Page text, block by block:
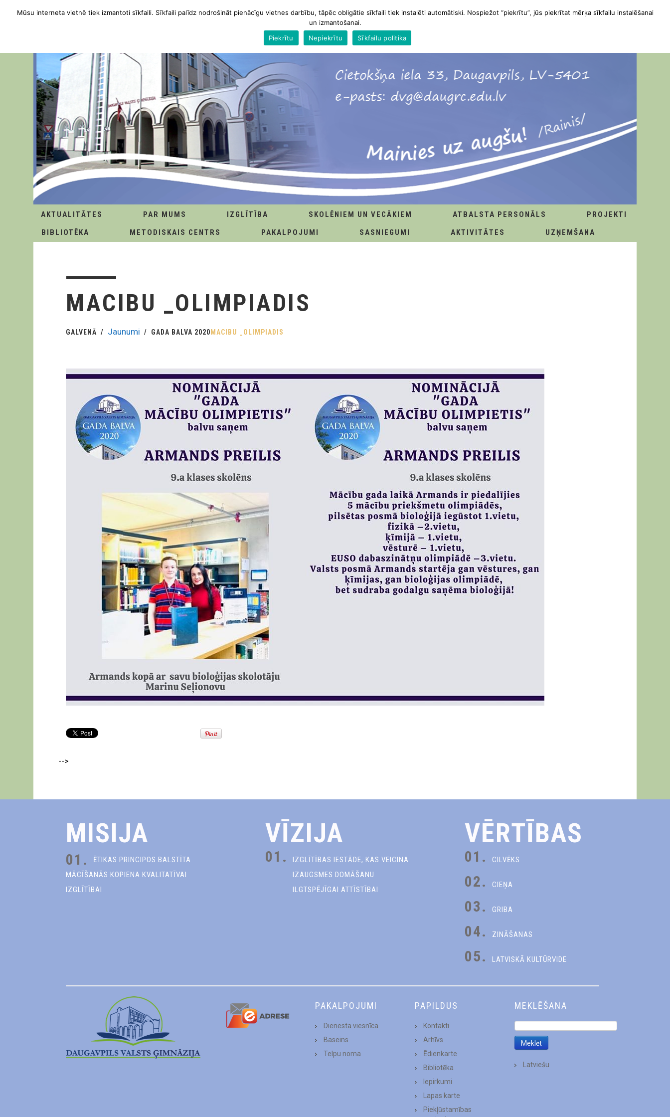
AKTUALITĀTES PAR MUMS IZGLĪTĪBA SKOLĒNIEM UN VECĀKIEM ATBALSTA PERSONĀLS
PROJEKTI
BIBLIOTĒKA
METODISKAIS CENTRS PAKALPOJUMI SASNIEGUMI AKTIVITĀTES UZŅEMŠANA
MACIBU _OLIMPIADIS
GALVENĀ Jaunumi GADA BALVA 2020 MACIBU _OLIMPIADIS
-->
MISIJA
01.
ĒTIKAS PRINCIPOS BALSTĪTA
MĀCĪŠANĀS KOPIENA KVALITATĪVAI
IZGLĪTĪBAI
VĪZIJA
01.
IZGLĪTĪBAS IESTĀDE, KAS VEICINA
IZAUGSMES DOMĀŠANU
ILGTSPĒJĪGAI ATTĪSTĪBAI
VĒRTĪBAS
01. CILVĒKS
02. CIEŅA
03. GRIBA
04. ZINĀŠANAS
05. LATVISKĀ KULTŪRVIDE
PAKALPOJUMI
Dienesta viesnīca
Baseins
Telpu noma
PAPILDUS
Kontakti
Arhīvs
Ēdienkarte
Bibliotēka
Iepirkumi
Lapas karte
Piekļūstamības
MEKLĒŠANA
Latviešu
Mūsu interneta vietnē tiek izmantoti sīkfaili. Sīkfaili palīdz nodrošināt pienācīgu vietnes darbību, tāpēc obligātie sīkfaili tiek instalēti automātiski. Nospiežot “piekrītu”, jūs piekrītat mērķa sīkfailu instalēšanai
un izmantošanai.
Piekrītu
Nepiekrītu Sīkfailu politika